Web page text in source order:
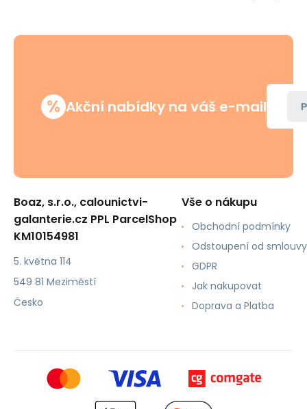
% Akční nabídky na váš e-mail
Boaz, s.r.o., calounictvi-
galanterie.cz PPL ParcelShop
KM10154981
5. května 114
549 81 Meziměstí
Česko
Vše o nákupu
Obchodní podmínky
Odstoupení od smlouvy
GDPR
Jak nakupovat
Doprava a Platba